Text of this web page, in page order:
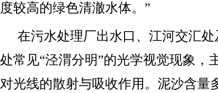
度较高的绿色清澈水体。”
在污水处理厂出水口、江河交汇
处常见“泾渭分明”的光学视觉现象，
对光线的散射与吸收作用。泥沙含量